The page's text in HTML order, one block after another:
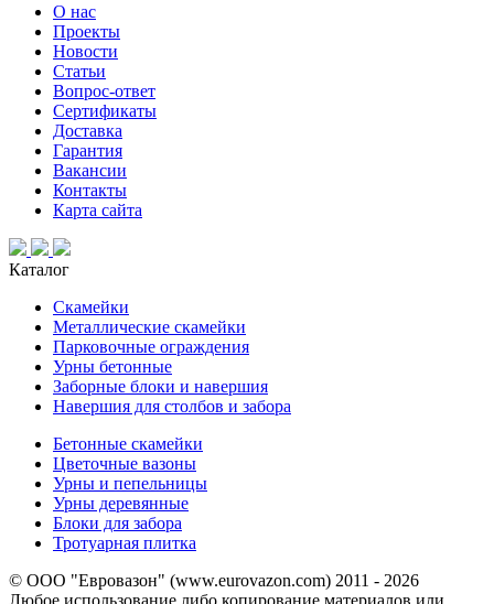
О нас
Проекты
Новости
Статьи
Вопрос-ответ
Сертификаты
Доставка
Гарантия
Вакансии
Контакты
Карта сайта
Каталог
Скамейки
Металлические скамейки
Парковочные ограждения
Урны бетонные
Заборные блоки и навершия
Навершия для столбов и забора
Бетонные скамейки
Цветочные вазоны
Урны и пепельницы
Урны деревянные
Блоки для забора
Тротуарная плитка
© ООО "Евровазон" (www.eurovazon.com) 2011 - 2026
Любое использование либо копирование материалов или